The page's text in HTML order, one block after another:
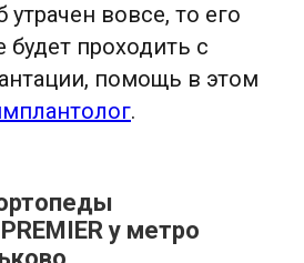
утрачен вовсе, то его
будет проходить с
помощь в этом
.
у метро